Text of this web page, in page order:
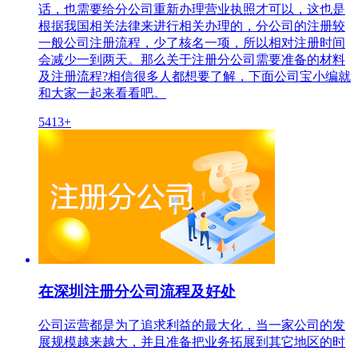
话，也需要给分公司重新办理营业执照才可以，这也是
根据我国相关法律来进行相关办理的，分公司的注册较
一般公司注册流程，少了核名一项，所以相对注册时间
会减少一到两天。那么关于注册分公司需要准备的材料
及注册流程?相信很多人都想要了解，下面公司宝小编就
和大家一起来看看吧。
5413+
在深圳注册分公司流程及好处
公司运营都是为了追求利益的最大化，当一家公司的发
展规模越来越大，并且准备把业务拓展到其它地区的时